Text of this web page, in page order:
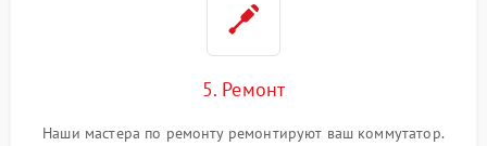
5. Ремонт
Наши мастера по ремонту ремонтируют ваш коммутатор.